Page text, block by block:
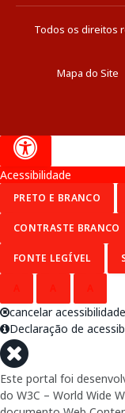
Todos os direitos
Mapa do Site
Acessibilidade
PRETO E BRANCO
CONTRASTE BRANCO
FONTE LEGÍVEL
cancelar acessibilidade
Declaração de
Este portal foi
do W3C – World Wide